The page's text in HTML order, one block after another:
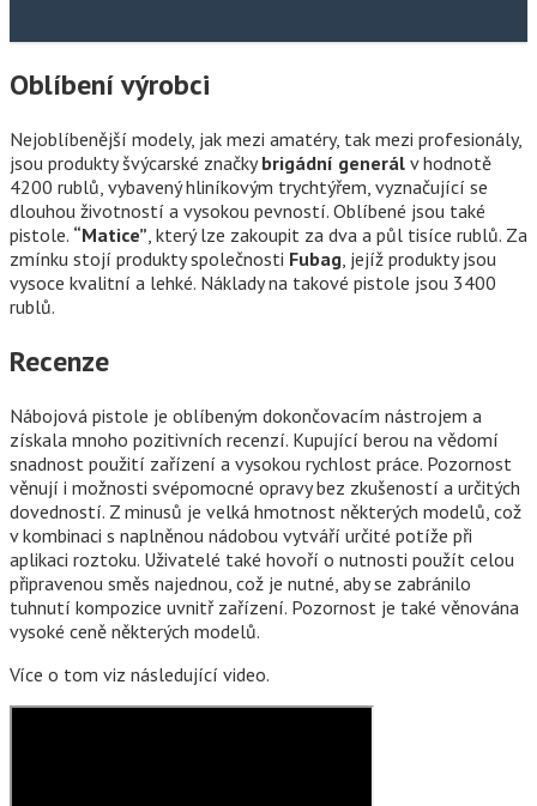
Oblíbení výrobci
Nejoblíbenější modely, jak mezi amatéry, tak mezi profesionály,
jsou produkty švýcarské značkybrigádní generál v hodnotě
4200 rublů, vybavený hliníkovým trychtýřem, vyznačující se
dlouhou životností a vysokou pevností. Oblíbené jsou také
pistole. “Matice” , který lze zakoupit za dva a půl tisíce rublů. Za
zmínku stojí produkty společnosti Fubag , jejíž produkty jsou
vysoce kvalitní a lehké. Náklady na takové pistole jsou 3400
rublů.
Recenze
Nábojová pistole je oblíbeným dokončovacím nástrojem a
získala mnoho pozitivních recenzí. Kupující berou na vědomí
snadnost použití zařízení a vysokou rychlost práce. Pozornost
věnují i ​​možnosti svépomocné opravy bez zkušeností a určitých
dovedností. Z minusů je velká hmotnost některých modelů, což
v kombinaci s naplněnou nádobou vytváří určité potíže při
aplikaci roztoku. Uživatelé také hovoří o nutnosti použít celou
připravenou směs najednou, což je nutné, aby se zabránilo
tuhnutí kompozice uvnitř zařízení. Pozornost je také věnována
vysoké ceně některých modelů.
Více o tom viz následující video.